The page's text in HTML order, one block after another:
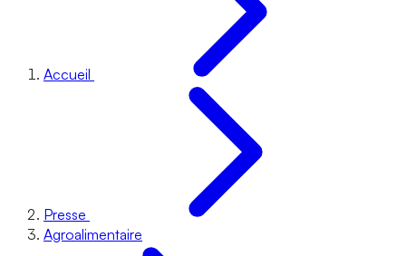
Accueil
Presse
Agroalimentaire